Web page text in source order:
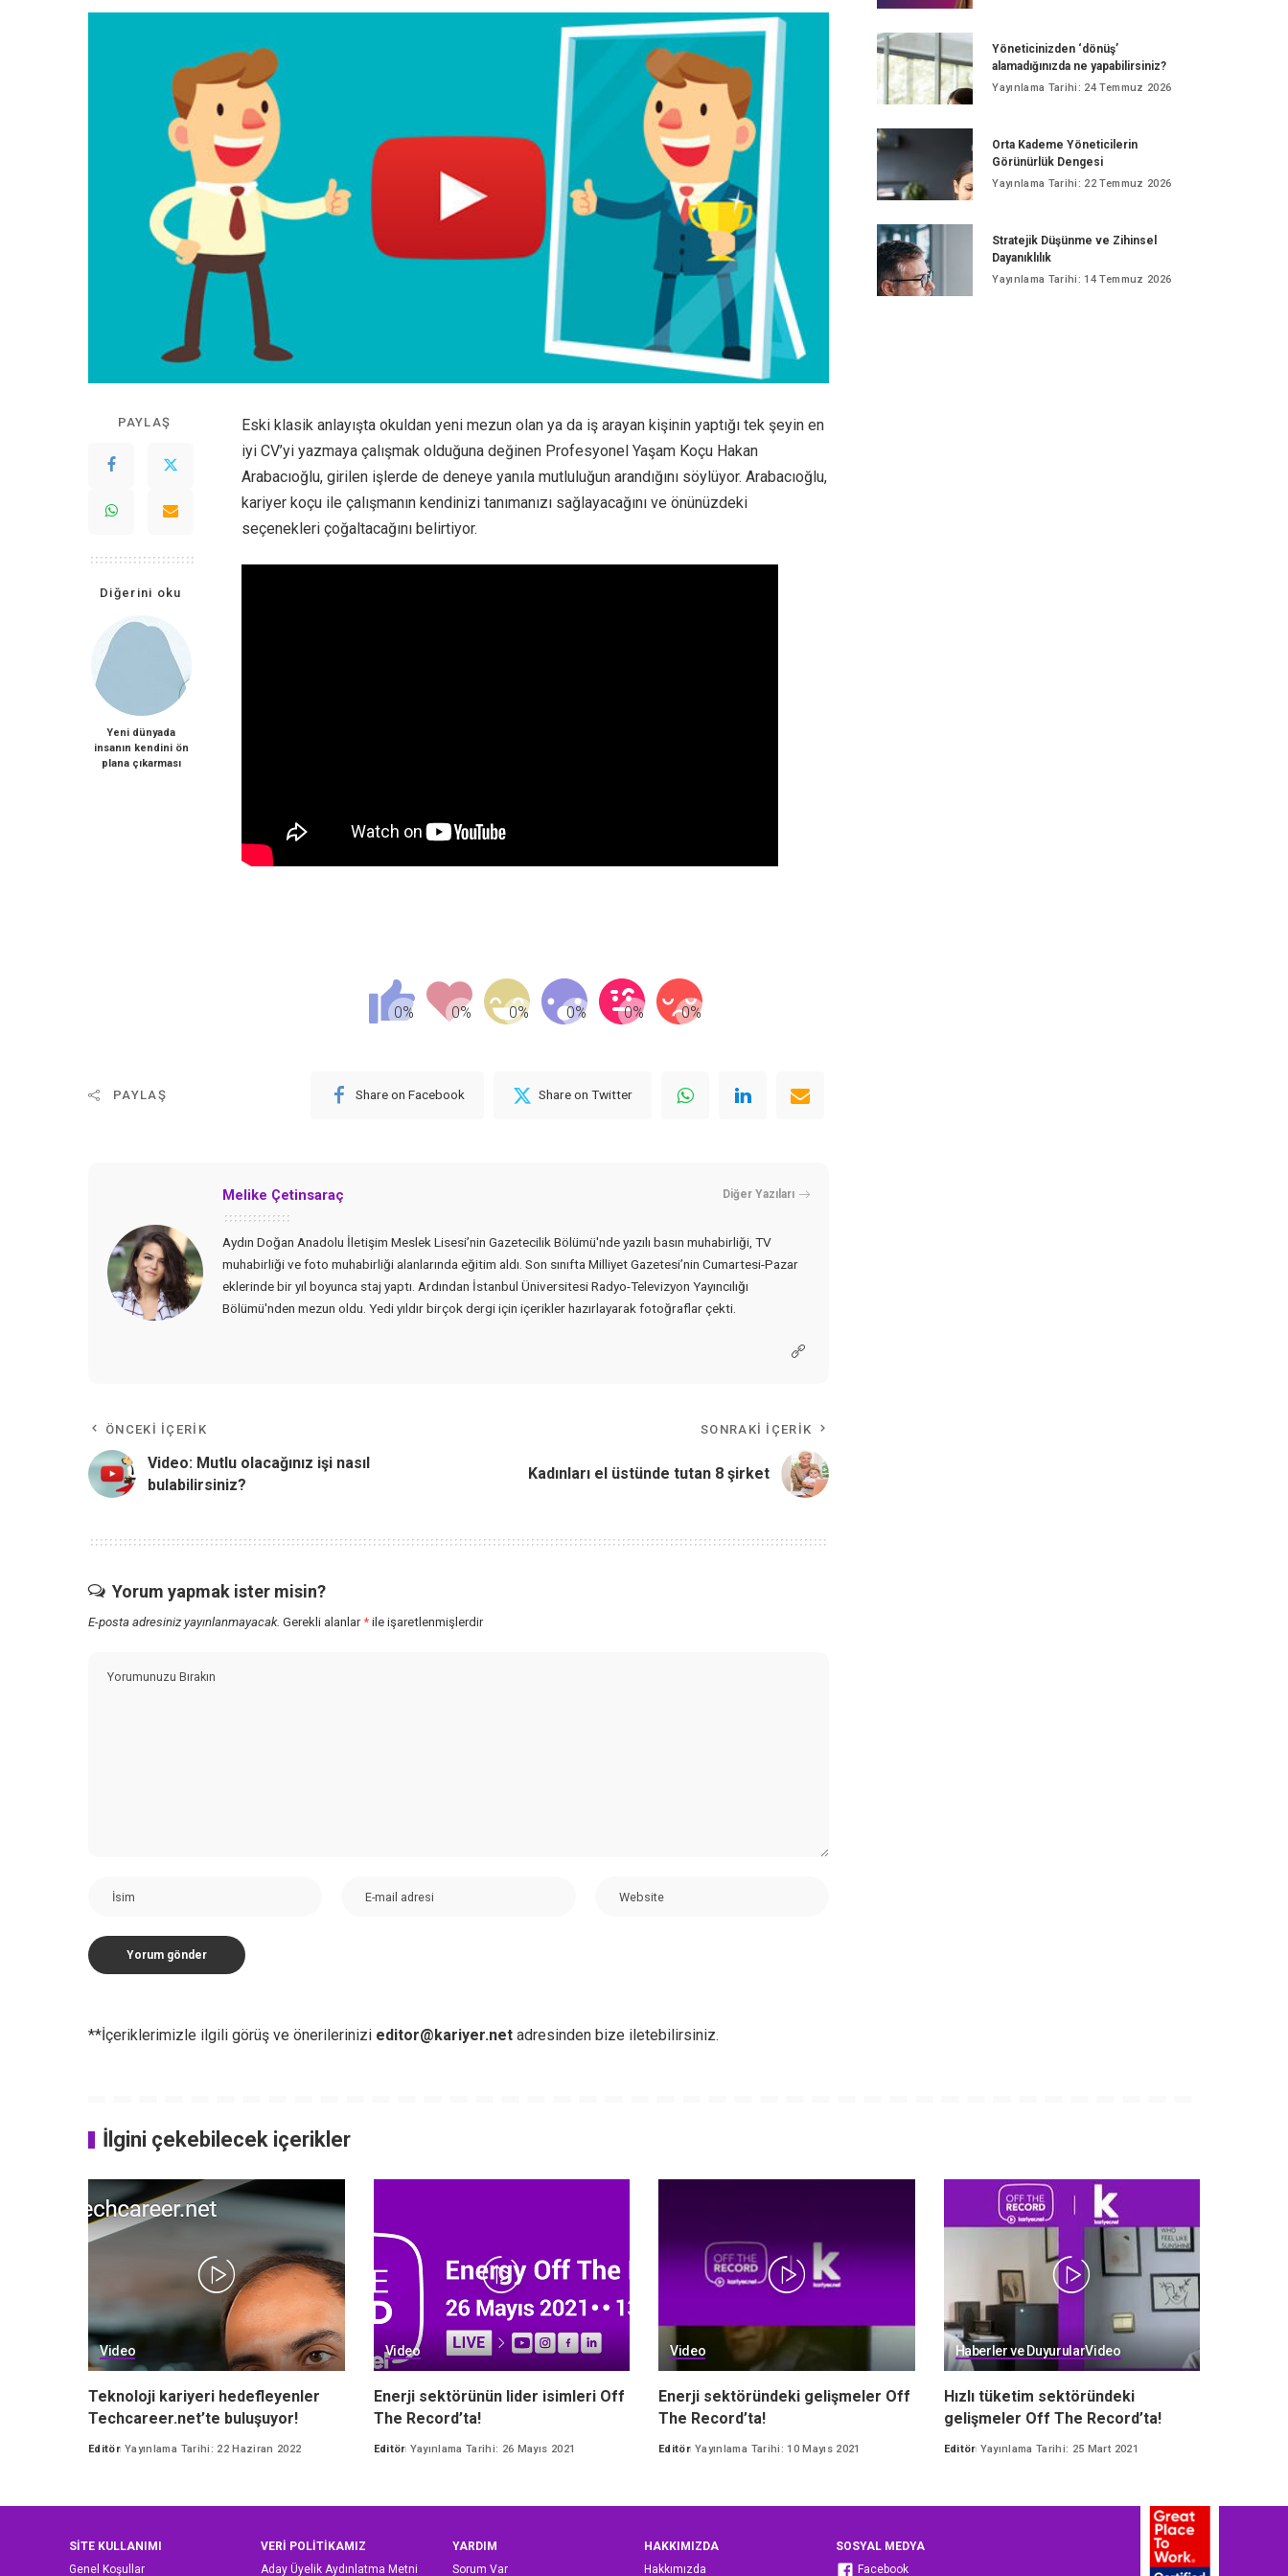
PAYLAŞ
Diğerini oku
Yeni dünyada
insanın kendini ön
plana çıkarması
Eski klasik anlayışta okuldan yeni mezun olan ya da iş arayan kişinin yaptığı tek şeyin en
iyi CV’yi yazmaya çalışmak olduğuna değinen Profesyonel Yaşam Koçu Hakan
Arabacıoğlu, girilen işlerde de deneye yanıla mutluluğun arandığını söylüyor. Arabacıoğlu,
kariyer koçu ile çalışmanın kendinizi tanımanızı sağlayacağını ve önünüzdeki
seçenekleri çoğaltacağını belirtiyor.
PAYLAŞ Share on Facebook Share on Twitter
Melike Çetinsaraç Diğer Yazıları
Aydın Doğan Anadolu İletişim Meslek Lisesi’nin Gazetecilik Bölümü'nde yazılı basın muhabirliği, TV
muhabirliği ve foto muhabirliği alanlarında eğitim aldı. Son sınıfta Milliyet Gazetesi’nin Cumartesi-Pazar
eklerinde bir yıl boyunca staj yaptı. Ardından İstanbul Üniversitesi Radyo-Televizyon Yayıncılığı
Bölümü'nden mezun oldu. Yedi yıldır birçok dergi için içerikler hazırlayarak fotoğraflar çekti.
ÖNCEKI İÇERIK
Video: Mutlu olacağınız işi nasıl
bulabilirsiniz?
SONRAKI İÇERIK
Kadınları el üstünde tutan 8 şirket
Yorum yapmak ister misin?
E-posta adresiniz yayınlanmayacak. Gerekli alanlar* ile işaretlenmişlerdir
**İçeriklerimizle ilgili görüş ve önerilerinizi editor@kariyer.net adresinden bize iletebilirsiniz.
Yöneticinizden ‘dönüş’
alamadığınızda ne yapabilirsiniz?
Yayınlama Tarihi: 24 Temmuz 2026
Orta Kademe Yöneticilerin
Görünürlük Dengesi
Yayınlama Tarihi: 22 Temmuz 2026
Stratejik Düşünme ve Zihinsel
Dayanıklılık
Yayınlama Tarihi: 14 Temmuz 2026
İlgini çekebilecek içerikler
Video
Teknoloji kariyeri hedefleyenler
Techcareer.net’te buluşuyor!
Posted
Editör Yayınlama Tarihi: 22 Haziran 2022
Video
Enerji sektörünün lider isimleri Off
The Record’ta!
Posted
Editör Yayınlama Tarihi: 26 Mayıs 2021
Video
Enerji sektöründeki gelişmeler Off
The Record’ta!
Posted
Editör Yayınlama Tarihi: 10 Mayıs 2021
Haberler ve DuyurularVideo
Hızlı tüketim sektöründeki
gelişmeler Off The Record’ta!
Posted
Editör Yayınlama Tarihi: 25 Mart 2021
SİTE KULLANIMI
Genel Koşullar
VERİ POLİTİKAMIZ
Aday Üyelik Aydınlatma Metni
YARDIM
Sorum Var
HAKKIMIZDA
Hakkımızda
SOSYAL MEDYA
Facebook